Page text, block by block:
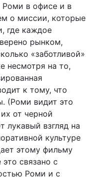
в офисе и в
о миссии, которые
где каждое
рынком,
«заботливой»
несмотря на то,
к тому, что
(Роми видит это
от черной
лукавый взгляд на
культуре
этому фильму
связано с
Роми и с